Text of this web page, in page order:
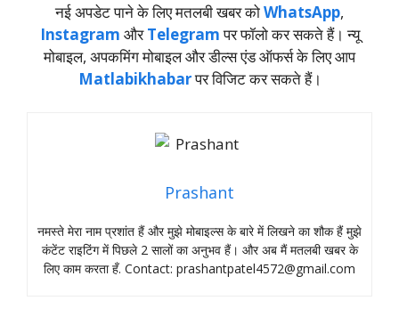
नई अपडेट पाने के लिए मतलबी खबर कोWhatsApp,
Instagram औरTelegramपर फॉलो कर सकते हैं। न्‍यू
मोबाइल, अपकमिंग मोबाइल और डील्‍स एंड ऑफर्स के लिए आप
Matlabikhabarपर विजिट कर सकते हैं।
Prashant
नमस्‍ते मेरा नाम प्रशांत हैं और मुझे मोबाइल्‍स के बारे में लिखने का शौक हैं मुझे
कंटेंट राइटिंग में पिछले 2 सालों का अनुभव हैं। और अब मैं मतलबी खबर के
लिए काम करता हँ. Contact: prashantpatel4572@gmail.com